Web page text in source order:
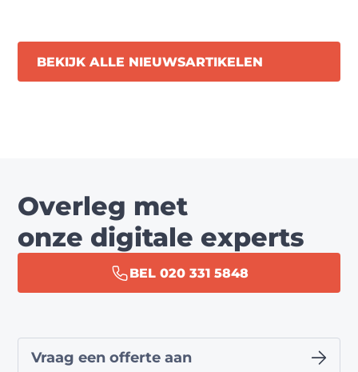
BEKIJK ALLE NIEUWSARTIKELEN
Overleg met
onze digitale experts
BEL 020 331 5848
Vraag een offerte aan